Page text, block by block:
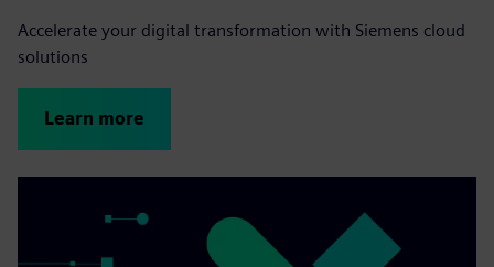
Accelerate your digital transformation with Siemens cloud
solutions
Learn more